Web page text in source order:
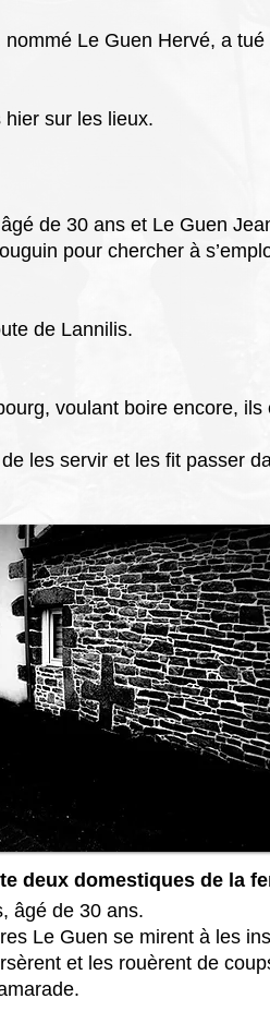
nommé Le Guen Hervé, a
sur les lieux.
de 30 ans et Le Guen
pour chercher à
de Lannilis.
voulant boire encore,
les servir et les fit passer
deux domestiques de la
âgé de 30 ans.
Le Guen se mirent à les
et les rouèrent de